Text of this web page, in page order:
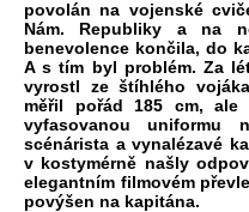
povolán na vojenské
Nám. Republiky a na
benevolence končila, do
A s tím byl problém. Za
vyrostl ze štíhlého
měřil pořád 185 cm,
vyfasovanou uniformu
scénárista a vynalézavé
v kostymérně našly
elegantním filmovém
povýšen na kapitána.